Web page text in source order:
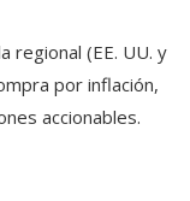
regional (EE. UU. y
por inflación,
accionables.